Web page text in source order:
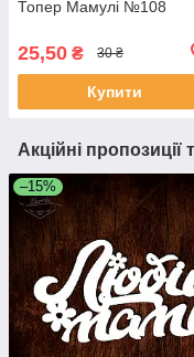
Топер Мамулі №108
25,50 ₴ 30 ₴
Купити
Акційні пропозиції
–15%